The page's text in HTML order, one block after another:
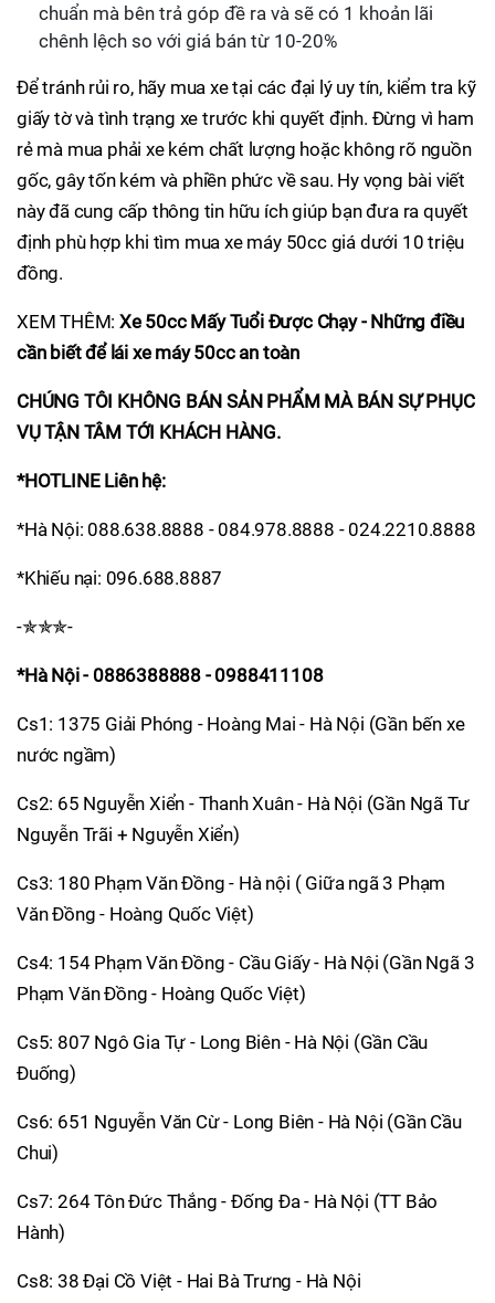
chuẩn mà bên trả góp đề ra và sẽ có 1 khoản lãi
chênh lệch so với giá bán từ 10-20%
Để tránh rủi ro, hãy mua xe tại các đại lý uy tín, kiểm tra kỹ
giấy tờ và tình trạng xe trước khi quyết định. Đừng vì ham
rẻ mà mua phải xe kém chất lượng hoặc không rõ nguồn
gốc, gây tốn kém và phiền phức về sau. Hy vọng bài viết
này đã cung cấp thông tin hữu ích giúp bạn đưa ra quyết
định phù hợp khi tìm mua xe máy 50cc giá dưới 10 triệu
đồng.
XEM THÊM: Xe 50cc Mấy Tuổi Được Chạy - Những điều
cần biết để lái xe máy 50cc an toàn
CHÚNG TÔI KHÔNG BÁN SẢN PHẨM MÀ BÁN SỰ PHỤC
VỤ TẬN TÂM TỚI KHÁCH HÀNG.
*HOTLINE Liên hệ:
*Hà Nội: 088.638.8888 - 084.978.8888 - 024.2210.8888
*Khiếu nại: 096.688.8887
-✯✯✯-
*Hà Nội - 0886388888 - 0988411108
Cs1: 1375 Giải Phóng - Hoàng Mai - Hà Nội (Gần bến xe
nước ngầm)
Cs2: 65 Nguyễn Xiển - Thanh Xuân - Hà Nội (Gần Ngã Tư
Nguyễn Trãi + Nguyễn Xiển)
Cs3: 180 Phạm Văn Đồng - Hà nội ( Giữa ngã 3 Phạm
Văn Đồng - Hoàng Quốc Việt)
Cs4: 154 Phạm Văn Đồng - Cầu Giấy - Hà Nội (Gần Ngã 3
Phạm Văn Đồng - Hoàng Quốc Việt)
Cs5: 807 Ngô Gia Tự - Long Biên - Hà Nội (Gần Cầu
Đuống)
Cs6: 651 Nguyễn Văn Cừ - Long Biên - Hà Nội (Gần Cầu
Chui)
Cs7: 264 Tôn Đức Thắng - Đống Đa - Hà Nội (TT Bảo
Hành)
Cs8: 38 Đại Cồ Việt - Hai Bà Trưng - Hà Nội